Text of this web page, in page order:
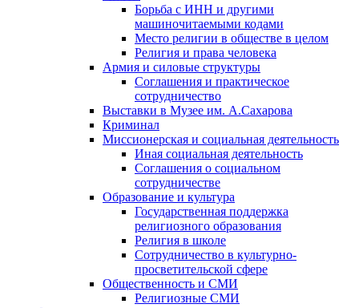
Борьба с ИНН и другими
машиночитаемыми кодами
Место религии в обществе в целом
Религия и права человека
Армия и силовые структуры
Соглашения и практическое
сотрудничество
Выставки в Музее им. А.Сахарова
Криминал
Миссионерская и социальная деятельность
Иная социальная деятельность
Соглашения о социальном
сотрудничестве
Образование и культура
Государственная поддержка
религиозного образования
Религия в школе
Сотрудничество в культурно-
просветительской сфере
Общественность и СМИ
Религиозные СМИ